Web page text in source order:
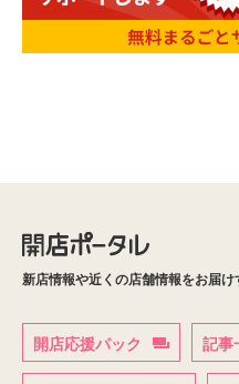
新店情報や近くの店舗情報をお届
開店応援パック 記事